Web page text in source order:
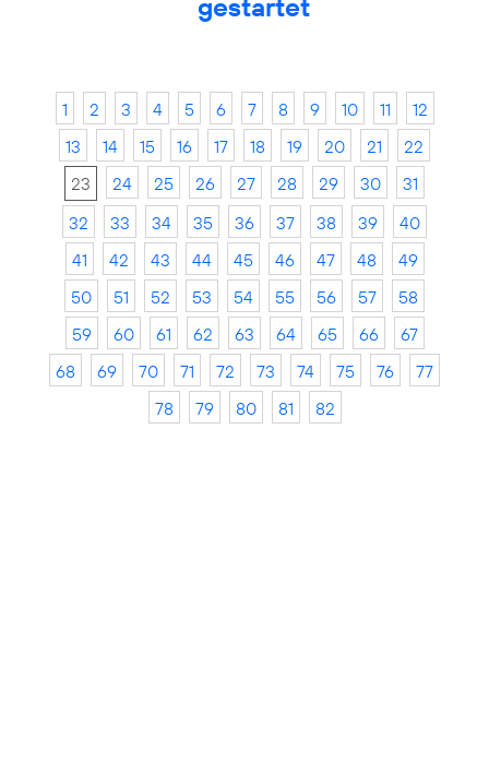
gestartet
1 2 3 4 5 6 7 8 9 10 11
12
13
14 15 16 17 18 19 20 21
22
23
24 25 26 27 28 29 30
31
32
33 34 35 36 37 38 39
40
41
42 43 44 45 46 47 48
49
50
51 52 53 54 55 56 57
58
59
60 61 62 63 64 65 66
67
68
69 70 71 72 73 74 75 76
77
78
79 80 81 82